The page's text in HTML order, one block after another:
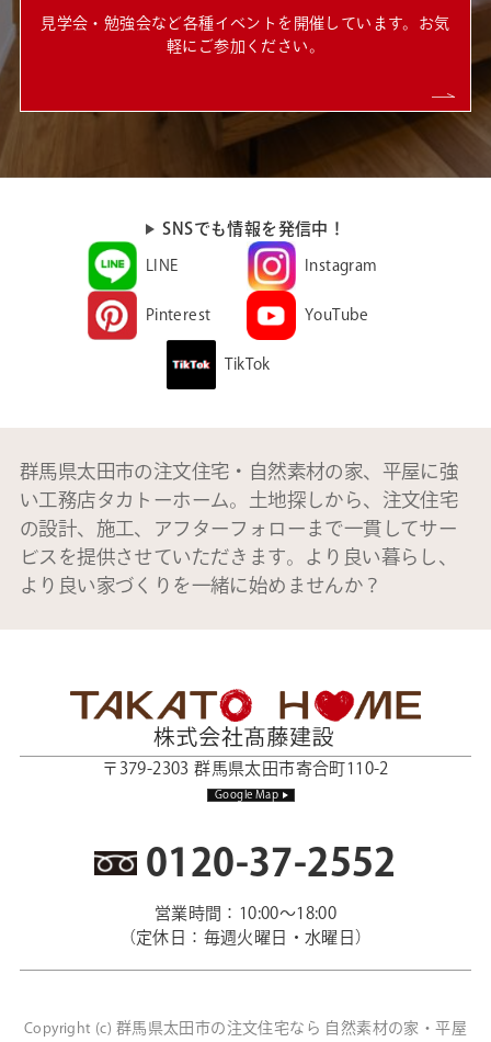
見学会・勉強会など各種イベントを開催しています。お気
軽にご参加ください。
SNSでも情報を発信中！
LINE Instagram
Pinterest YouTube
TikTok
群馬県太田市の注文住宅・自然素材の家、平屋に強
い工務店タカトーホーム。土地探しから、注文住宅
の設計、施工、アフターフォローまで一貫してサー
ビスを提供させていただきます。より良い暮らし、
より良い家づくりを一緒に始めませんか？
〒379-2303 群馬県太田市寄合町110-2
Google Map
0120-37-2552
営業時間：10:00～18:00
（定休日：毎週火曜日・水曜日）
Copyright (c) 群馬県太田市の注文住宅なら 自然素材の家・平屋